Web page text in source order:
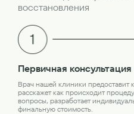
восстановления
Первичная консультация
Врач нашей клиники предоставит
расскажет как происходит
вопросы, разработает
финальную стоимость.